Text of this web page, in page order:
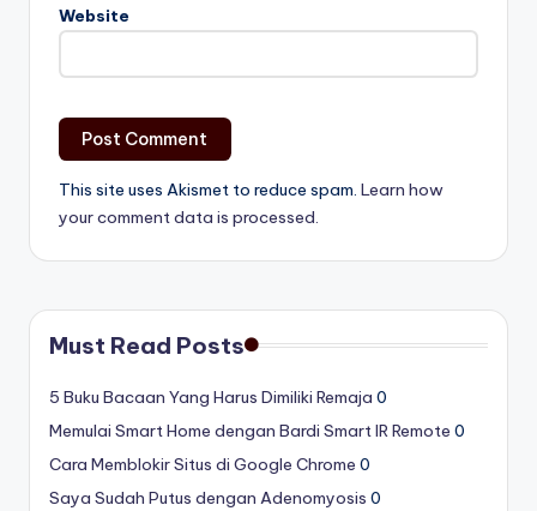
Website
This site uses Akismet to reduce spam. Learn how
your comment data is processed.
Must Read Posts
5 Buku Bacaan Yang Harus Dimiliki Remaja 0
Memulai Smart Home dengan Bardi Smart IR Remote 0
Cara Memblokir Situs di Google Chrome 0
Saya Sudah Putus dengan Adenomyosis 0